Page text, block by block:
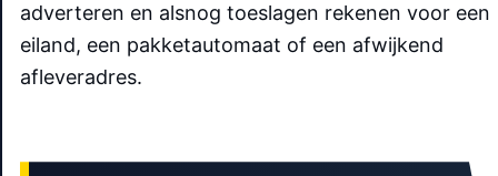
adverteren en alsnog toeslagen rekenen voor een
eiland, een pakketautomaat of een afwijkend
afleveradres.